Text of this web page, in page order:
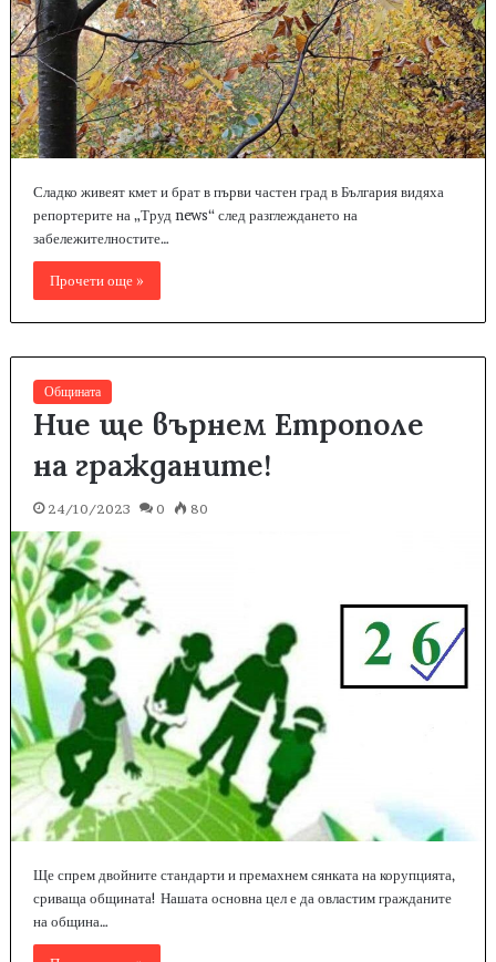
Сладко живеят кмет и брат в първи частен град в България видяха
репортерите на „Труд news“ след разглеждането на
забележителностите…
Прочети още »
Общината
Ние ще върнем Етрополе
на гражданите!
24/10/2023 0 80
Ще спрем двойните стандарти и премахнем сянката на корупцията,
сриваща общината! Нашата основна цел е да овластим гражданите
на община…